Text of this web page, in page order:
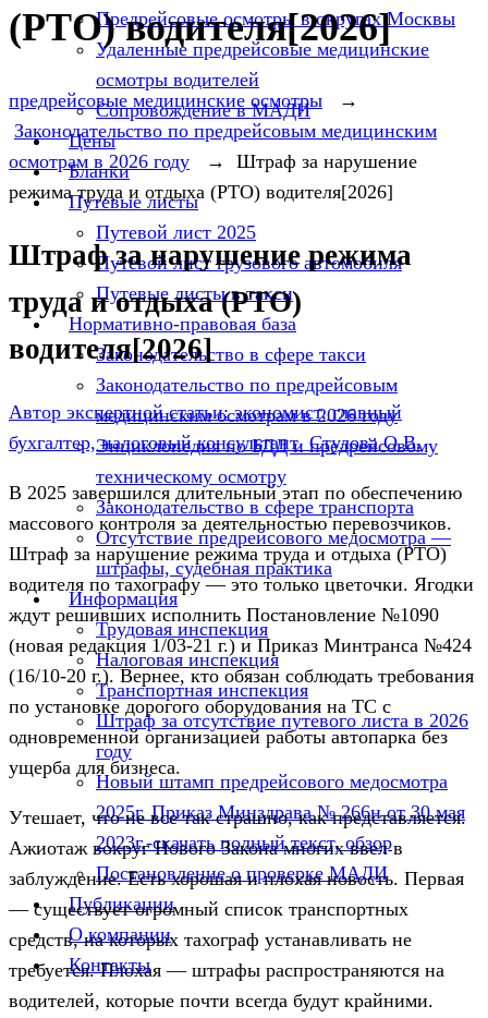
Предрейсовые осмотры в округах Москвы
Удаленные предрейсовые медицинские
осмотры водителей
Сопровождение в МАДИ
Цены
Бланки
Путевые листы
Путевой лист 2025
Путевой лист грузового автомобиля
Путевые листы в такси
Нормативно-правовая база
Законодательство в сфере такси
Законодательство по предрейсовым
медицинским осмотрам в 2026 году
Энциклопедия по БДД и предрейсовому
техническому осмотру
Законодательство в сфере транспорта
Отсутствие предрейсового медосмотра —
штрафы, судебная практика
Информация
Трудовая инспекция
Налоговая инспекция
Транспортная инспекция
Штраф за отсутствие путевого листа в 2026
году
Новый штамп предрейсового медосмотра
2025г. Приказ Минздрава № 266н от 30 мая
2023г.-скачать полный текст, обзор
Постановление о проверке МАДИ
Публикации
О компании
Контакты
(РТО) водителя[2026]
предрейсовые медицинские осмотры
→
Законодательство по предрейсовым медицинским
осмотрам в 2026 году → Штраф за нарушение
режима труда и отдыха (РТО) водителя[2026]
Штраф за нарушение режима
труда и отдыха (РТО)
водителя[2026]
Автор экспертной статьи: экономист, главный
бухгалтер, налоговый консультант Стулова О.В.
В 2025 завершился длительный этап по обеспечению
массового контроля за деятельностью перевозчиков.
Штраф за нарушение режима труда и отдыха (РТО)
водителя по тахографу — это только цветочки. Ягодки
ждут решивших исполнить Постановление №1090
(новая редакция 1/03-21 г.) и Приказ Минтранса №424
(16/10-20 г.). Вернее, кто обязан соблюдать требования
по установке дорогого оборудования на ТС с
одновременной организацией работы автопарка без
ущерба для бизнеса.
Утешает, что не все так страшно, как представляется.
Ажиотаж вокруг Нового Закона многих ввел в
заблуждение. Есть хорошая и плохая новость. Первая
— существует огромный список транспортных
средств, на которых тахограф устанавливать не
требуется. Плохая — штрафы распространяются на
водителей, которые почти всегда будут крайними.